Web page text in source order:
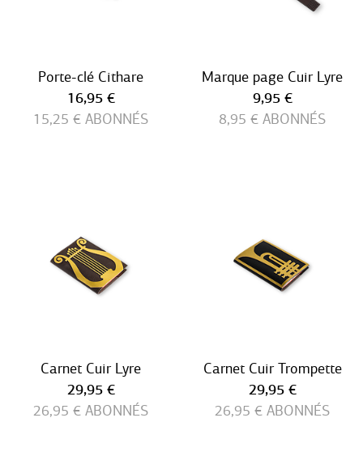
Porte-clé Cithare
Prix ​​actuel
16,95 €
15,25 € ABONNÉS
Marque page Cuir Lyre
Prix ​​actuel
9,95 €
8,95 € ABONNÉS
Carnet Cuir Lyre
Prix ​​actuel
29,95 €
26,95 € ABONNÉS
Carnet Cuir Trompette
Prix ​​actuel
29,95 €
26,95 € ABONNÉS